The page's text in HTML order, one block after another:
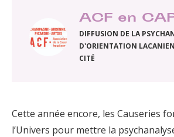
ACF en
DIFFUSION DE LA
D'ORIENTATION
CITÉ
Cette année encore, les Causeries
l’Univers pour mettre la